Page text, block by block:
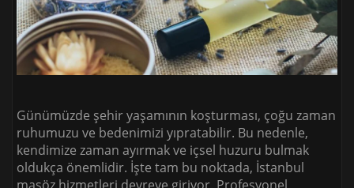
Günümüzde şehir yaşamının koşturması, çoğu zaman
ruhumuzu ve bedenimizi yıpratabilir. Bu nedenle,
kendimize zaman ayırmak ve içsel huzuru bulmak
oldukça önemlidir. İşte tam bu noktada, İstanbul
masöz hizmetleri devreye giriyor. Profesyonel